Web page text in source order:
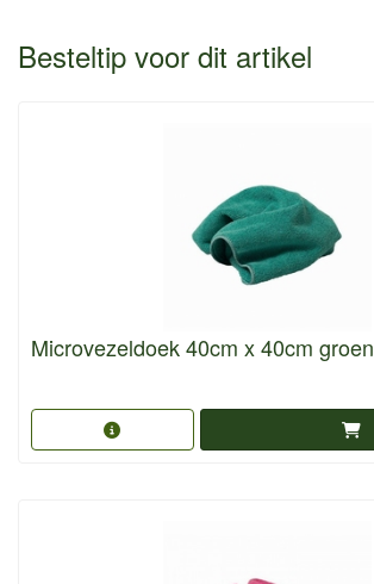
Besteltip voor dit artikel
Microvezeldoek 40cm x 40cm groen